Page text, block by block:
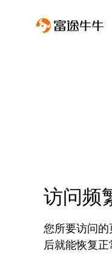
访问频
您所要访问
后就能恢复正